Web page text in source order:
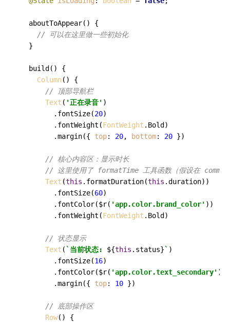
aboutToAppear( ) {
// 可以在这里做一些初始化
  }
build ( ) {
Column() {
// 顶部导航栏
Text ( '正在录音' )
        .
fontSize(20)
        .
fontWeight (FontWeight . Bold )
        .
margin({ top: 20, bottom: 20 })
// 核心内容区：显示时长
// 这里使用了 formatTime 工具函数（假设在
Text (this . formatDuration(this .duration))
        .
fontSize(60)
        .
fontColor($r( 'app.color.brand_color' ))
        .
fontWeight (FontWeight . Bold )
// 状态显示
Text ( `当前状态: ${this .status}` )
        .
fontSize(16)
        .
fontColor($r( 'app.color.text_secondary' ))
        .
margin({ top: 10 })
// 底部操作区
Row() {